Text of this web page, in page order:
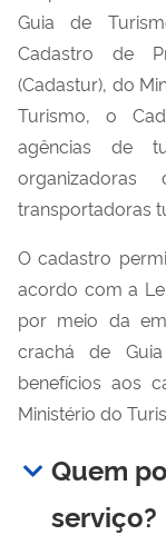
Guia de
Cadastro de
(Cadastur), do
Turismo, o
agências de
transportadoras
O cadastro
acordo com a
por meio da
crachá de
benefícios aos
Ministério do
Quem
serviço?